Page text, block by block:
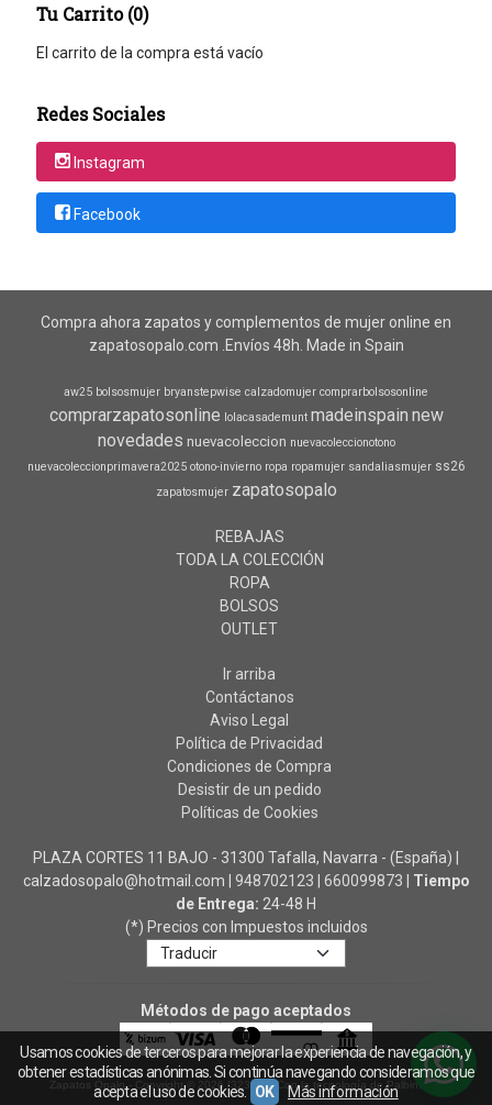
Tu Carrito (0)
El carrito de la compra está vacío
Redes Sociales
Instagram
Facebook
Compra ahora zapatos y complementos de mujer online en
zapatosopalo.com .Envíos 48h. Made in Spain
aw25 bolsosmujer bryanstepwise calzadomujer comprarbolsosonline
comprarzapatosonline lolacasademunt madeinspain new
novedades nuevacoleccion nuevacoleccionotono
nuevacoleccionprimavera2025 otono-invierno ropa ropamujer sandaliasmujer ss26
zapatosmujer zapatosopalo
REBAJAS
TODA LA COLECCIÓN
ROPA
BOLSOS
OUTLET
Ir arriba
Contáctanos
Aviso Legal
Política de Privacidad
Condiciones de Compra
Desistir de un pedido
Políticas de Cookies
PLAZA CORTES 11 BAJO - 31300 Tafalla, Navarra - (España) |
calzadosopalo@hotmail.com | 948702123 660099873
Tiempo
de Entrega: 24-48 H
(*) Precios con Impuestos incluidos
Métodos de pago aceptados
Zapatos Ópalo- Copyright © 2026 [32328] - Con la tecnología de Palbin.com
Usamos cookies de terceros para mejorar la experiencia de navegación, y
obtener estadísticas anónimas. Si continúa navegando consideramos que
acepta el uso de cookies.
OK Más información